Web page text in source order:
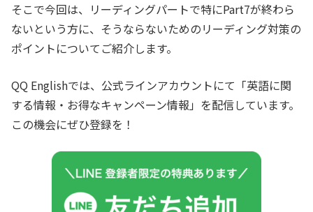
そこで今回は、リーディングパートで特にPart7が終わら
ないという方に、そうならないためのリーディング対策の
ポイントについてご紹介します。
QQ Englishでは、公式ラインアカウントにて「英語に関
する情報・お得なキャンペーン情報」を配信しています。
この機会にぜひ登録を！